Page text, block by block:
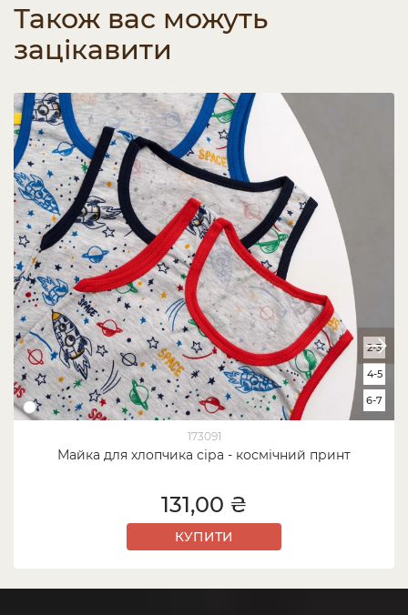
Також вас можуть
зацікавити
173091
Майка для хлопчика сіра - космічний принт
2-3
4-5
6-7
131,00 ₴
КУПИТИ